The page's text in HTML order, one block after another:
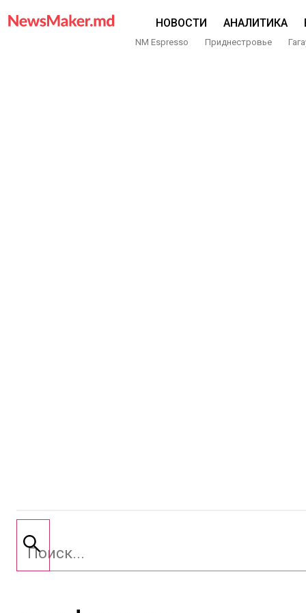
НОВОСТИ АНАЛИТИКА
NM Espresso Приднестровье